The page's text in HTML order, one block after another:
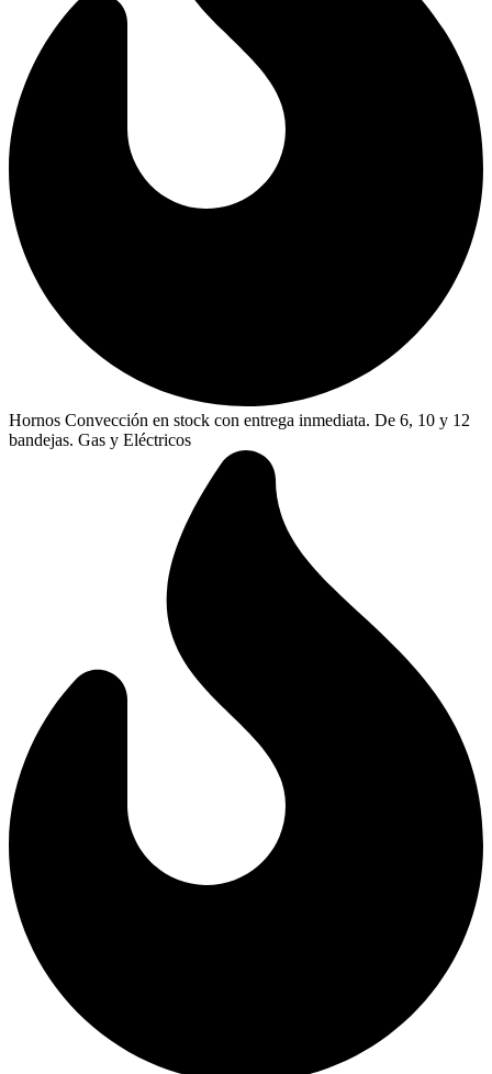
Hornos Convección en stock con entrega inmediata. De 6, 10 y 12
bandejas. Gas y Eléctricos